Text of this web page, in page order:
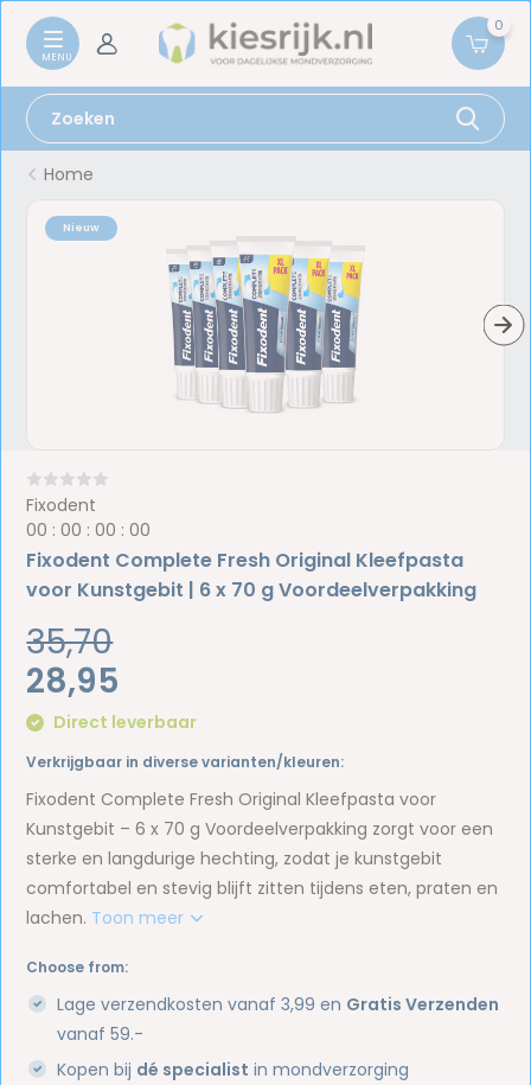
0
Home
Nieuw
Fixodent
00 :00 :00 :00
Fixodent Complete Fresh Original Kleefpasta
voor Kunstgebit | 6 x 70 g Voordeelverpakking
35,70
28,95
Direct leverbaar
Verkrijgbaar in diverse varianten/kleuren:
Fixodent Complete Fresh Original Kleefpasta voor
Kunstgebit – 6 x 70 g Voordeelverpakking zorgt voor een
sterke en langdurige hechting, zodat je kunstgebit
comfortabel en stevig blijft zitten tijdens eten, praten en
lachen. Toon meer
Choose from:
Lage verzendkosten vanaf 3,99 en Gratis Verzenden
vanaf 59.-
Kopen bij dé specialist in mondverzorging